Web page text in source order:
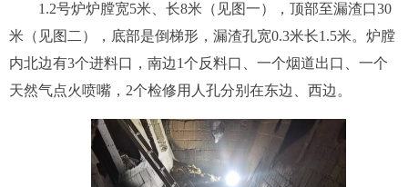
1 .2号炉炉膛宽5米、长8米（ 见图一），顶部至漏渣口30
米（ 见图二），底部是倒梯形，漏渣孔宽0.3米长1 .5米。炉膛
内北边有3个进料口， 南边1个反料口、一个烟道出口、一个
天然气点火喷嘴， 2个检修用人孔分别在东边、西边 。